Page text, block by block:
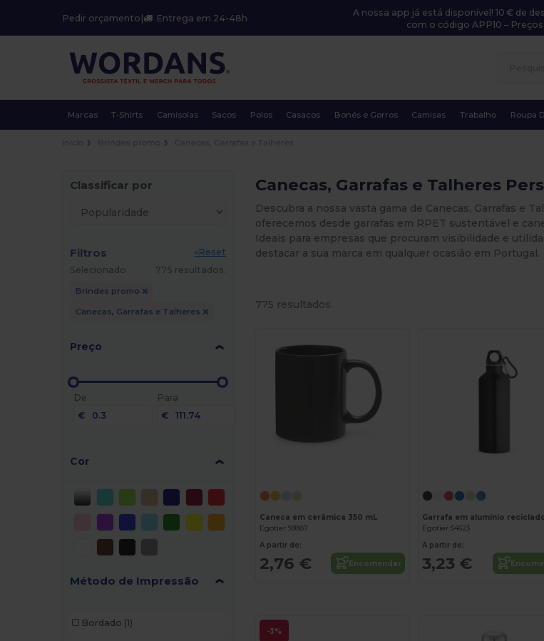
Pedir orçamento | Entrega em 24-48h
A nossa app já está disponível! 10 € de
com o código APP10 –
Marcas T-Shirts Camisolas Sacos Polos Casacos Bonés e Gorros Camisas Trabalho Roupa
Classificar por
Filtros
«Reset
Selecionado
775 resultados.
Brindes promo
Canecas, Garrafas e Talheres
Preço
De
€
Para
€
Cor
Método de Impressão
Bordado (1)
Canecas, Garrafas e Talheres
Descubra a nossa vasta gama de Canecas, Garrafas e
oferecemos desde garrafas em RPET sustentável e
Ideais para empresas que procuram visibilidade e
destacar a sua marca em qualquer ocasião em Portugal.
775 resultados.
Caneca em cerâmica 350 mL
Egotier 93887
A partir de:
2,76 € Encomendar
Egotier 54623
A partir de:
3,23 €
-3%